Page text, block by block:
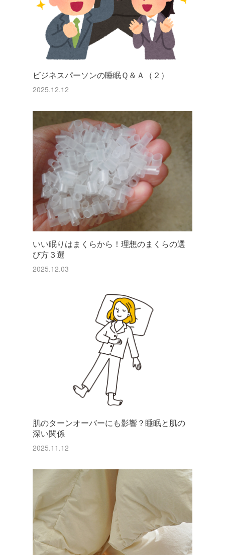
ビジネスパーソンの睡眠Ｑ＆Ａ（２）
2025.12.12
いい眠りはまくらから！理想のまくらの選
び方３選
2025.12.03
肌のターンオーバーにも影響？睡眠と肌の
深い関係
2025.11.12